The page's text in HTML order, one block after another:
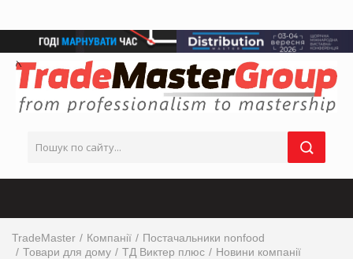
TradeMaster Компанії
Постачальники nonfood
Товари для дому
ТД Виктер плюс Новини компанії